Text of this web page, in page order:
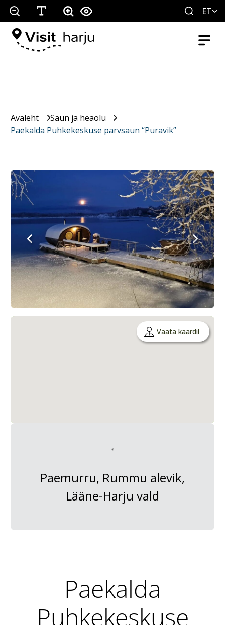
ET
Avaleht
Saun ja heaolu
Paekalda Puhkekeskuse parvsaun “Puravik”
Vaata kaardil
Paemurru, Rummu alevik,
Lääne-Harju vald
Paekalda
Puhkekeskuse